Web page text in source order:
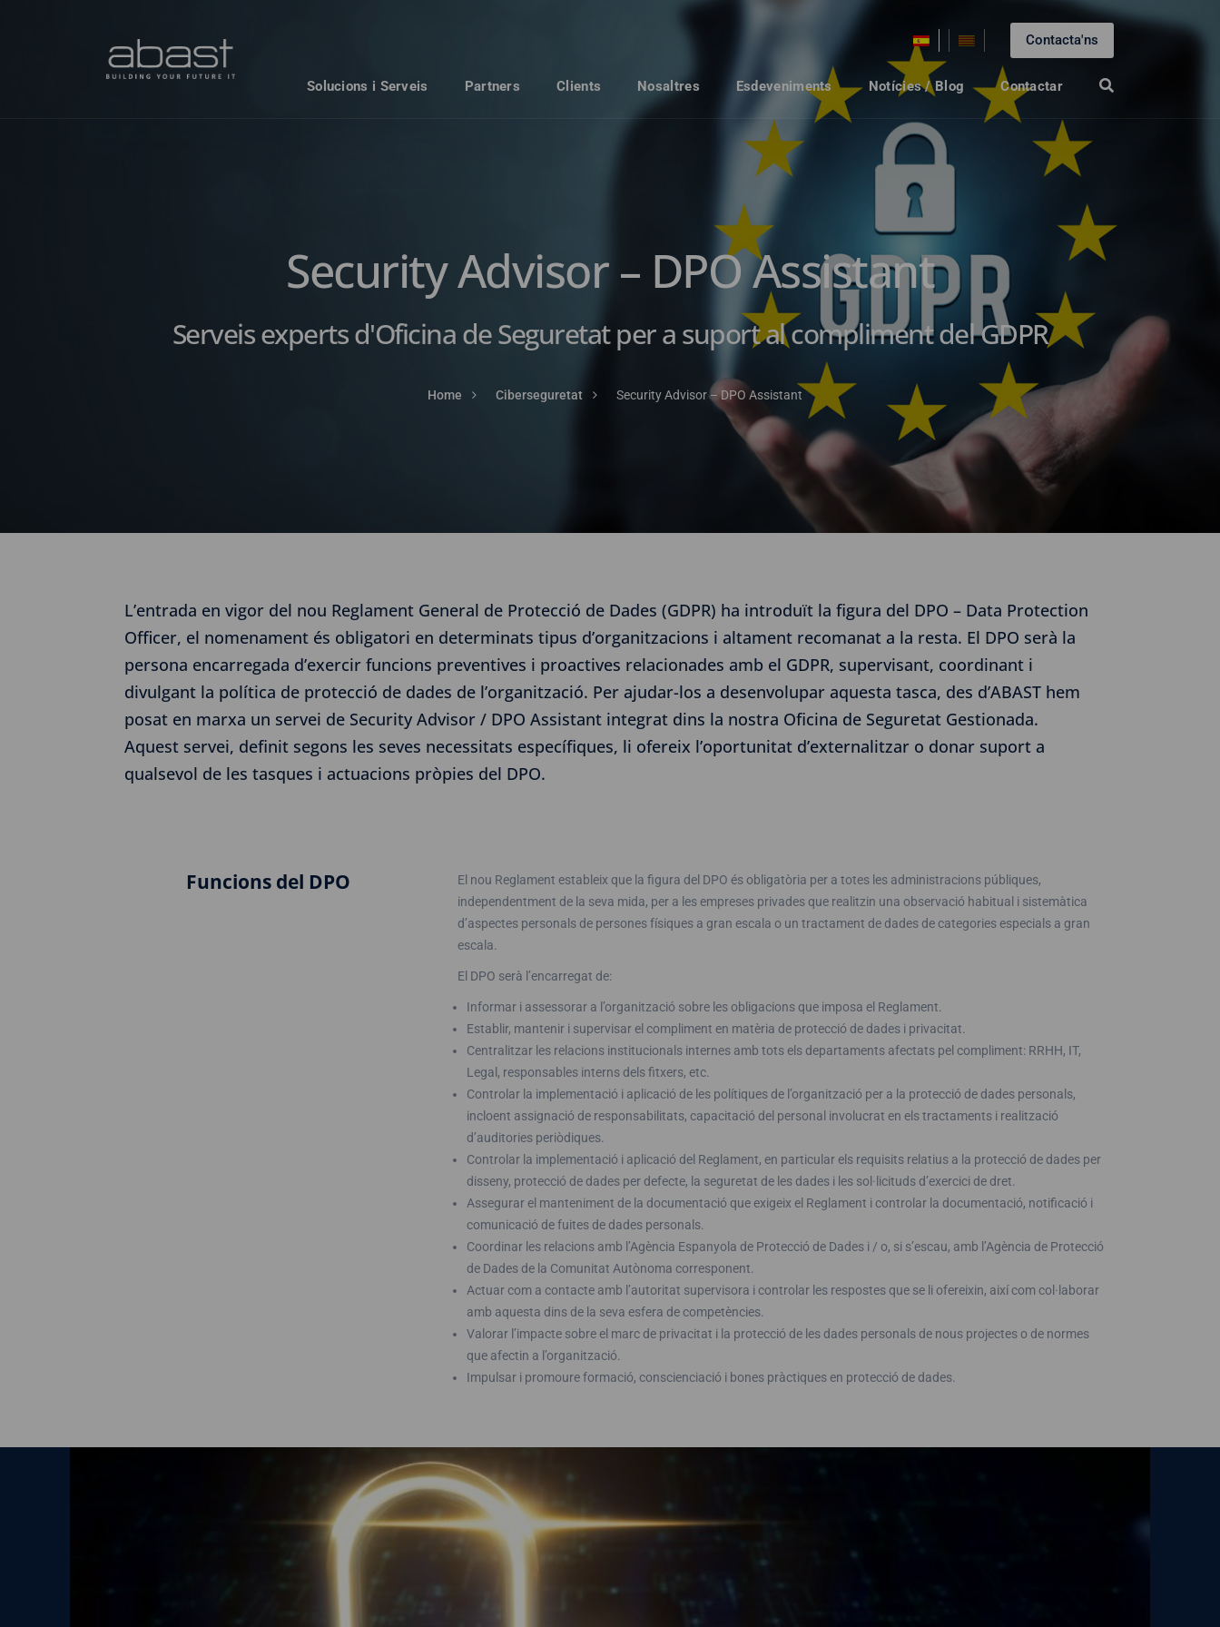
Contacta'ns
Solucions i Serveis Partners Clients Nosaltres Esdeveniments Notícies / Blog Contactar
Security Advisor – DPO Assistant
Serveis experts d'Oficina de Seguretat per a suport al compliment del GDPR
Home Ciberseguretat Security Advisor – DPO Assistant
L’entrada en vigor del nou Reglament General de Protecció de Dades (GDPR) ha introduït la figura del DPO – Data Protection
Officer, el nomenament és obligatori en determinats tipus d’organitzacions i altament recomanat a la resta. El DPO serà la
persona encarregada d’exercir funcions preventives i proactives relacionades amb el GDPR, supervisant, coordinant i
divulgant la política de protecció de dades de l’organització. Per ajudar-los a desenvolupar aquesta tasca, des d’ABAST hem
posat en marxa un servei de Security Advisor / DPO Assistant integrat dins la nostra Oficina de Seguretat Gestionada.
Aquest servei, definit segons les seves necessitats específiques, li ofereix l’oportunitat d’externalitzar o donar suport a
qualsevol de les tasques i actuacions pròpies del DPO.
Funcions del DPO
El nou Reglament estableix que la figura del DPO és obligatòria per a totes les administracions públiques,
independentment de la seva mida, per a les empreses privades que realitzin una observació habitual i sistemàtica
d’aspectes personals de persones físiques a gran escala o un tractament de dades de categories especials a gran
escala.
El DPO serà l’encarregat de:
Informar i assessorar a l’organització sobre les obligacions que imposa el Reglament.
Establir, mantenir i supervisar el compliment en matèria de protecció de dades i privacitat.
Centralitzar les relacions institucionals internes amb tots els departaments afectats pel compliment: RRHH, IT,
Legal, responsables interns dels fitxers, etc.
Controlar la implementació i aplicació de les polítiques de l’organització per a la protecció de dades personals,
incloent assignació de responsabilitats, capacitació del personal involucrat en els tractaments i realització
d’auditories periòdiques.
Controlar la implementació i aplicació del Reglament, en particular els requisits relatius a la protecció de dades per
disseny, protecció de dades per defecte, la seguretat de les dades i les sol·licituds d’exercici de dret.
Assegurar el manteniment de la documentació que exigeix ​​el Reglament i controlar la documentació, notificació i
comunicació de fuites de dades personals.
Coordinar les relacions amb l’Agència Espanyola de Protecció de Dades i / o, si s’escau, amb l’Agència de Protecció
de Dades de la Comunitat Autònoma corresponent.
Actuar com a contacte amb l’autoritat supervisora ​​i controlar les respostes que se li ofereixin, així com col·laborar
amb aquesta dins de la seva esfera de competències.
Valorar l’impacte sobre el marc de privacitat i la protecció de les dades personals de nous projectes o de normes
que afectin a l’organització.
Impulsar i promoure formació, conscienciació i bones pràctiques en protecció de dades.